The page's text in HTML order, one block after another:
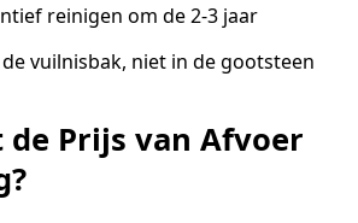
reinigen om de 2-3 jaar
vuilnisbak, niet in de gootsteen
de Prijs van Afvoer